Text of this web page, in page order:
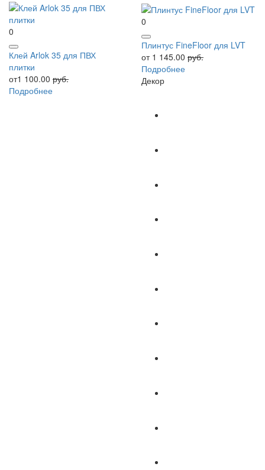
0
Клей Arlok 35 для ПВХ
плитки
от1 100.00 руб.
Подробнее
0
Плинтус FineFloor для LVT
от 1 145.00 руб.
Подробнее
Декор